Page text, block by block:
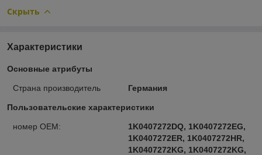
Скрыть
Характеристики
Основные атрибуты
Страна производитель Германия
Пользовательские характеристики
номер OEM:
1K0407272DQ, 1K0407272EG,
1K0407272ER, 1K0407272HR,
1K0407272KG, 1K0407272KG,